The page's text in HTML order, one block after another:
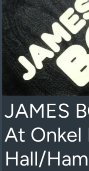
JAMES
At Onkel
Hall/